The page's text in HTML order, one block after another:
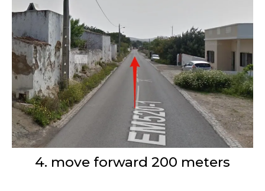
4. move forward 200 meters